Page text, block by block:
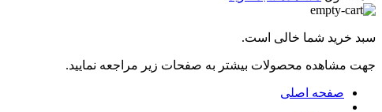
سبد خرید شما خالی است.
جهت مشاهده محصولات بیشتر به صفحات زیر مراجعه نمایید.
صفحه اصلی